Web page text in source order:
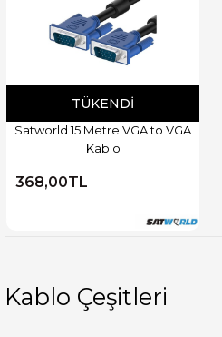
TÜKENDI
Satworld 15 Metre VGA to VGA
Kablo
368,00TL
Kablo Çeşitleri